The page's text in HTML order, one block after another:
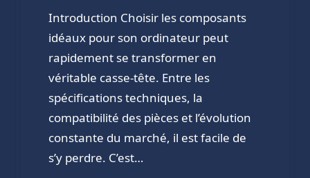
Introduction Choisir les composants
idéaux pour son ordinateur peut
rapidement se transformer en
véritable casse-tête. Entre les
spécifications techniques, la
compatibilité des pièces et l’évolution
constante du marché, il est facile de
s’y perdre. C’est…